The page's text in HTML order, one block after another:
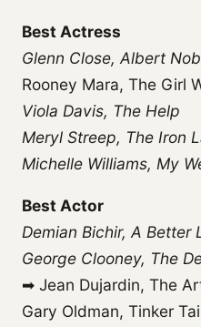
Best Actress
Glenn Close, Albert
Rooney Mara, The Girl
Viola Davis, The Help
Meryl Streep, The Iron
Michelle Williams, My
Best Actor
Demian Bichir, A Better
George Clooney, The
➡ Jean Dujardin, The
Gary Oldman, Tinker